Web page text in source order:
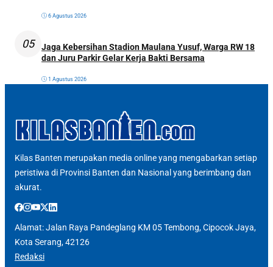
6 Agustus 2026
05
Jaga Kebersihan Stadion Maulana Yusuf, Warga RW 18
dan Juru Parkir Gelar Kerja Bakti Bersama
1 Agustus 2026
Kilas Banten merupakan media online yang mengabarkan setiap
peristiwa di Provinsi Banten dan Nasional yang berimbang dan
akurat.
Alamat: Jalan Raya Pandeglang KM 05 Tembong, Cipocok Jaya,
Kota Serang, 42126
Redaksi